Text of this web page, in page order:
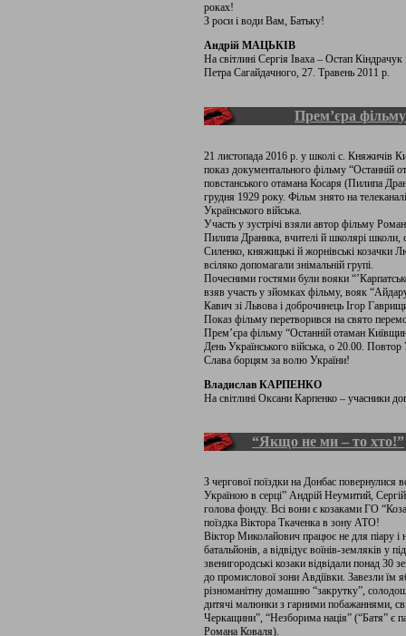
роках!
З роси і води Вам, Батьку!
Андрій МАЦЬКІВ
На світлині Сергія Іваха – Остап
Петра Сагайдачного, 27. Травень 2011 р.
Прем’єра
21 листопада 2016 р. у школі с. Княжичів
показ документального фільму “Останній
повстанського отамана Косаря (Пилипа
грудня 1929 року. Фільм знято на
Українського війська.
Участь у зустрічі взяли автор фільму
Пилипа Драника, вчителі й школярі школи,
Силенко, княжицькі й жорнівські козачки
всіляко допомагали знімальній групі.
Почесними гостями були вояки
взяв участь у зйомках фільму, вояк
Кавич зі Львова і доброчинець Ігор
Показ фільму перетворився на свято
Прем’єра фільму “Останній отаман
День Українського війська, о 20.00.
Слава борцям за волю України!
Владислав КАРПЕНКО
На світлині Оксани Карпенко – учасники
“Якщо не ми – то хто!”
З чергової поїздки на Донбас повернулися
Україною в серці” Андрій Неумитий,
голова фонду. Всі вони є козаками ГО
поїздка Віктора Ткаченка в зону АТО!
Віктор Миколайович працює не для піару і
батальйонів, а відвідує воїнів-земляків у
звенигородські козаки відвідали понад 30
до промислової зони Авдіївки. Завезли
різноманітну домашню “закрутку”,
дитячі малюнки з гарними побажаннями,
Черкащини”, “Незборима нація” (“Батя” є
Романа Коваля).